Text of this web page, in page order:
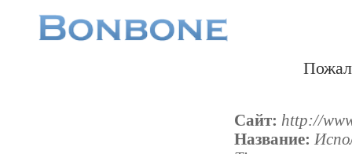
Сайт: http://
Название: